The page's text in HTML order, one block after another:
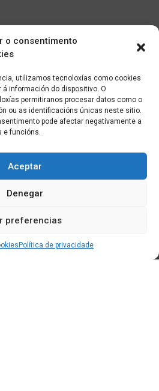
o consentimento
utilizamos tecnoloxías como cookies
información do dispositivo. O
permitiranos procesar datos como o
ou as identificacións únicas neste sitio.
pode afectar negativamente a
e funcións.
Aceptar
Denegar
preferencias
Política de privacidade